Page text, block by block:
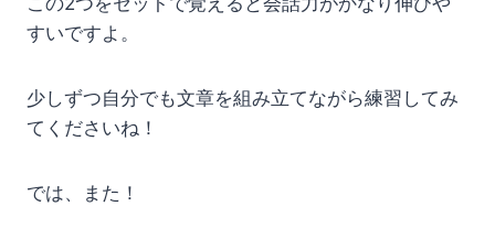
すいですよ。
少しずつ自分でも文章を組み立てながら練習してみ
てくださいね！
では、また！